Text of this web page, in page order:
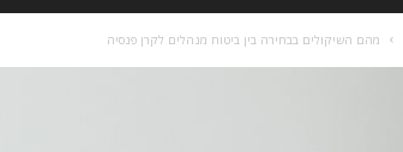
מהם השיקולים בבחירה בין ביטוח מנהלים לקרן פנסיה